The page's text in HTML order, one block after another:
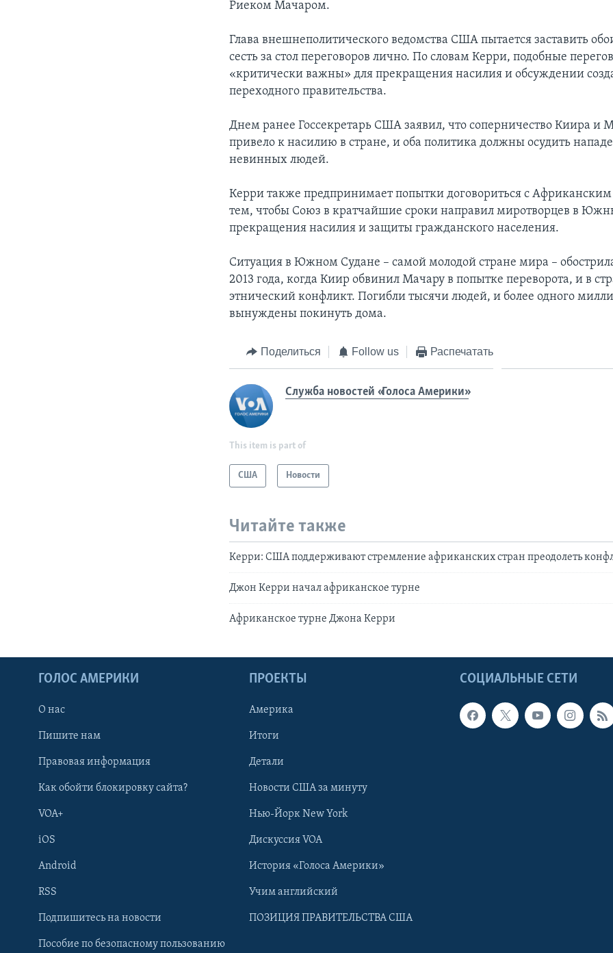
Learning English
Риеком Мачаром.
Глава внешнеполитического ведомства США пытается заставить
сесть за стол переговоров лично. По словам Керри, подобные
«критически важны» для прекращения насилия и обсуждении
переходного правительства.
Днем ранее Госсекретарь США заявил, что соперничество Киира и
привело к насилию в стране, и оба политика должны осудить
невинных людей.
Керри также предпринимает попытки договориться с
тем, чтобы Союз в кратчайшие сроки направил миротворцев в
прекращения насилия и защиты гражданского населения.
Ситуация в Южном Судане – самой молодой стране мира –
2013 года, когда Киир обвинил Мачару в попытке переворота, и в
этнический конфликт. Погибли тысячи людей, и более одного
вынуждены покинуть дома.
Поделиться Follow us Распечатать
Служба новостей «Голоса Америки»
This item is part of
США Новости
Читайте также
Керри: США поддерживают стремление африканских стран преодолеть
Джон Керри начал африканское турне
Африканское турне Джона Керри
СОЦИАЛЬНЫЕ СЕТИ
ГОЛОС АМЕРИКИ
О нас
Пишите нам
Правовая информация
Как обойти блокировку сайта?
VOA+
iOS
Android
RSS
Подпишитесь на новости
Пособие по безопасному пользованию
ПРОЕКТЫ
Америка
Итоги
Детали
Новости США за минуту
Нью-Йорк New York
Дискуссия VOA
История «Голоса Америки»
Учим английский
ПОЗИЦИЯ ПРАВИТЕЛЬСТВА США